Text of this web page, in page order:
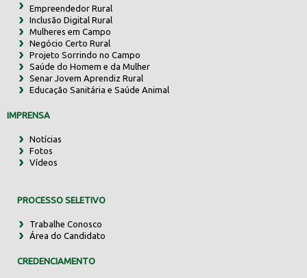
Empreendedor Rural
Inclusão Digital Rural
Mulheres em Campo
Negócio Certo Rural
Projeto Sorrindo no Campo
Saúde do Homem e da Mulher
Senar Jovem Aprendiz Rural
Educação Sanitária e Saúde Animal
IMPRENSA
Notícias
Fotos
Vídeos
PROCESSO SELETIVO
Trabalhe Conosco
Área do Candidato
CREDENCIAMENTO